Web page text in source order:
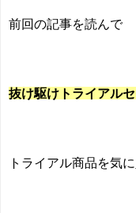
前回の記事を読んで
抜け駆けトライアルセ
トライアル商品を気